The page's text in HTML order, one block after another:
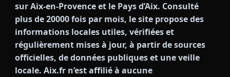
sur Aix-en-Provence et le Pays d’Aix. Consulté
plus de 20000 fois par mois, le site propose des
informations locales utiles, vérifiées et
régulièrement mises à jour, à partir de sources
officielles, de données publiques et une veille
locale. Aix.fr n’est affilié à aucune